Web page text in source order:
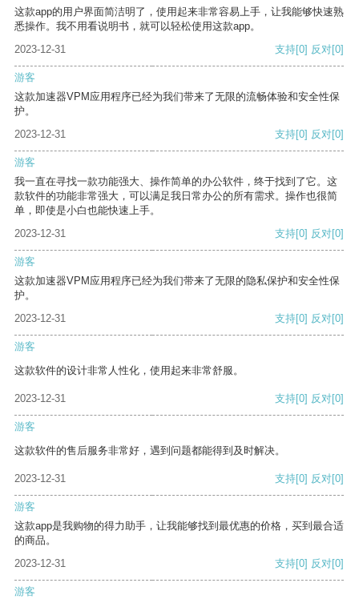
这款app的用户界面简洁明了，使用起来非常容易上手，让我能够快速熟
悉操作。我不用看说明书，就可以轻松使用这款app。
2023-12-31
支持[0] 反对[0]
游客
这款加速器VPM应用程序已经为我们带来了无限的流畅体验和安全性保
护。
2023-12-31
支持[0] 反对[0]
游客
我一直在寻找一款功能强大、操作简单的办公软件，终于找到了它。这
款软件的功能非常强大，可以满足我日常办公的所有需求。操作也很简
单，即使是小白也能快速上手。
2023-12-31
支持[0] 反对[0]
游客
这款加速器VPM应用程序已经为我们带来了无限的隐私保护和安全性保
护。
2023-12-31
支持[0] 反对[0]
游客
这款软件的设计非常人性化，使用起来非常舒服。
2023-12-31 支持[0] 反对[0]
游客
这款软件的售后服务非常好，遇到问题都能得到及时解决。
2023-12-31 支持[0] 反对[0]
游客
这款app是我购物的得力助手，让我能够找到最优惠的价格，买到最合适
的商品。
2023-12-31
支持[0] 反对[0]
游客